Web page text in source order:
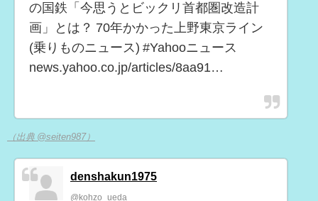
の国鉄「今思うとビックリ首都圏改造計
画」とは？ 70年かかった上野東京ライン
(乗りものニュース) #Yahooニュース
news.yahoo.co.jp/articles/8aa91…
（出典 @seiten987）
denshakun1975
@kohzo_ueda